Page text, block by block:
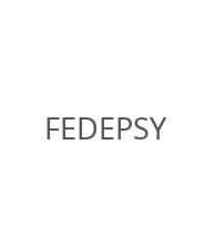
FEDEPSY